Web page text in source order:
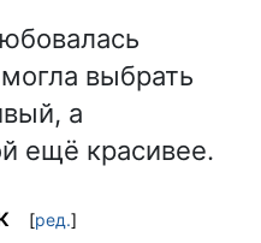
выбрать
а
ещё красивее.
[ред.]